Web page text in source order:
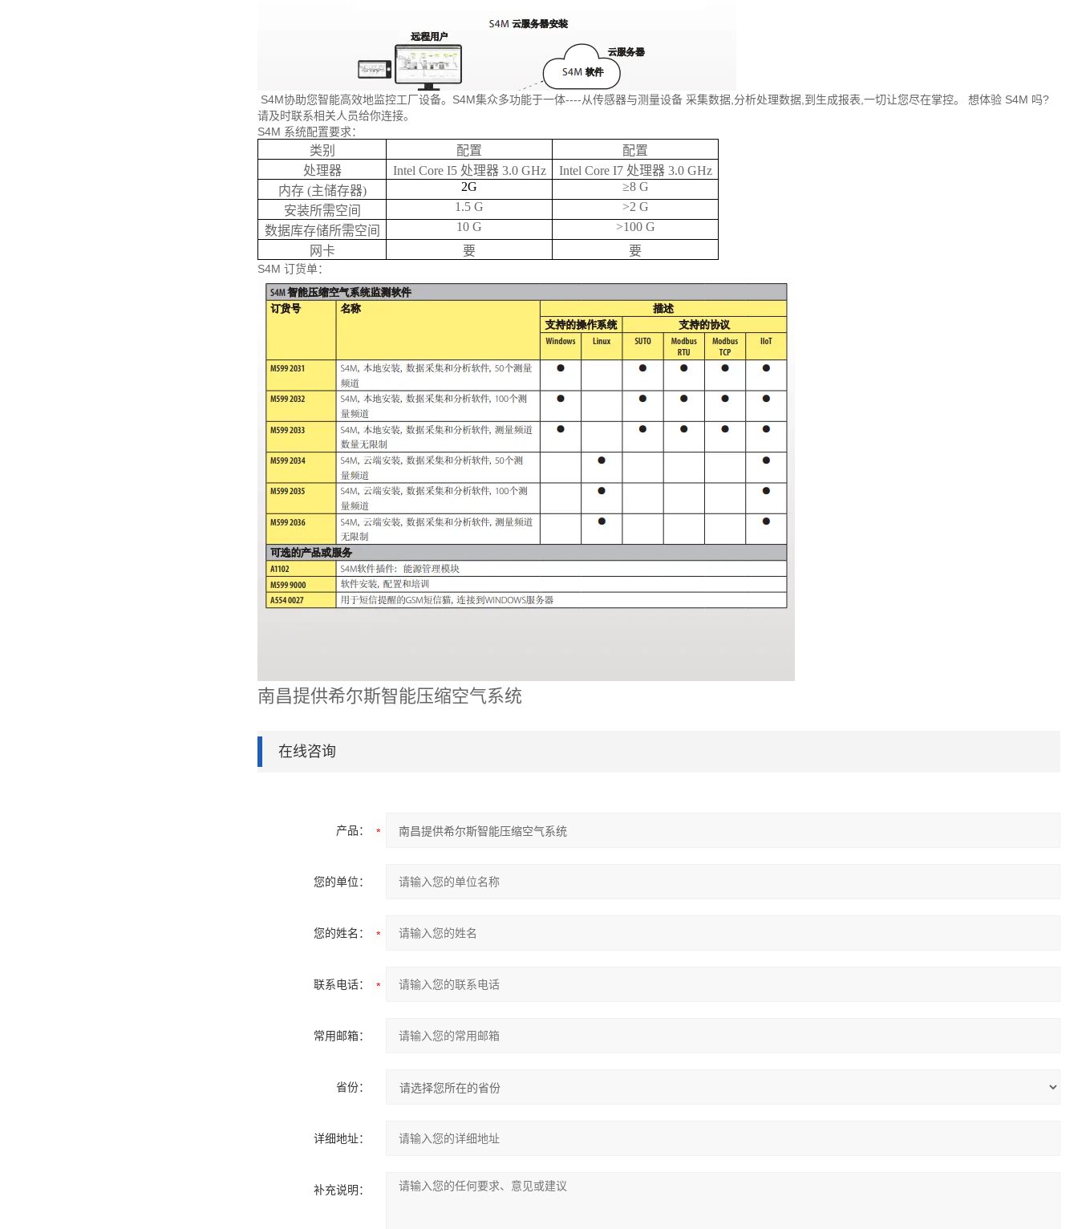
S4M协助您智能高效地监控工厂设备。S4M集众多功能于一体----从传感器与测量设备 采集数据,分析处理数据,到生成报表,一切让您尽在掌控。 想体验 S4M 吗?
请及时联系相关人员给你连接。
S4M 系统配置要求：
类别 配置
配置
处理器
Intel Core I5 处理器 3.0 GHz
Intel Core I7 处理器 3.0 GHz
内存 (主储存器)
2G
≥8 G
安装所需空间
1.5 G
>2 G
数据库存储所需空间
10 G
>100 G
网卡
要 要
S4M 订货单：
南昌提供希尔斯智能压缩空气系统
在线咨询
产品：
您的单位：
您的姓名：
联系电话：
常用邮箱：
省份：
详细地址：
补充说明：